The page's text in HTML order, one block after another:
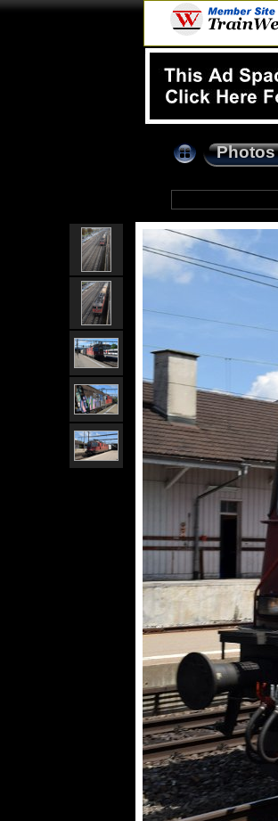
Photos